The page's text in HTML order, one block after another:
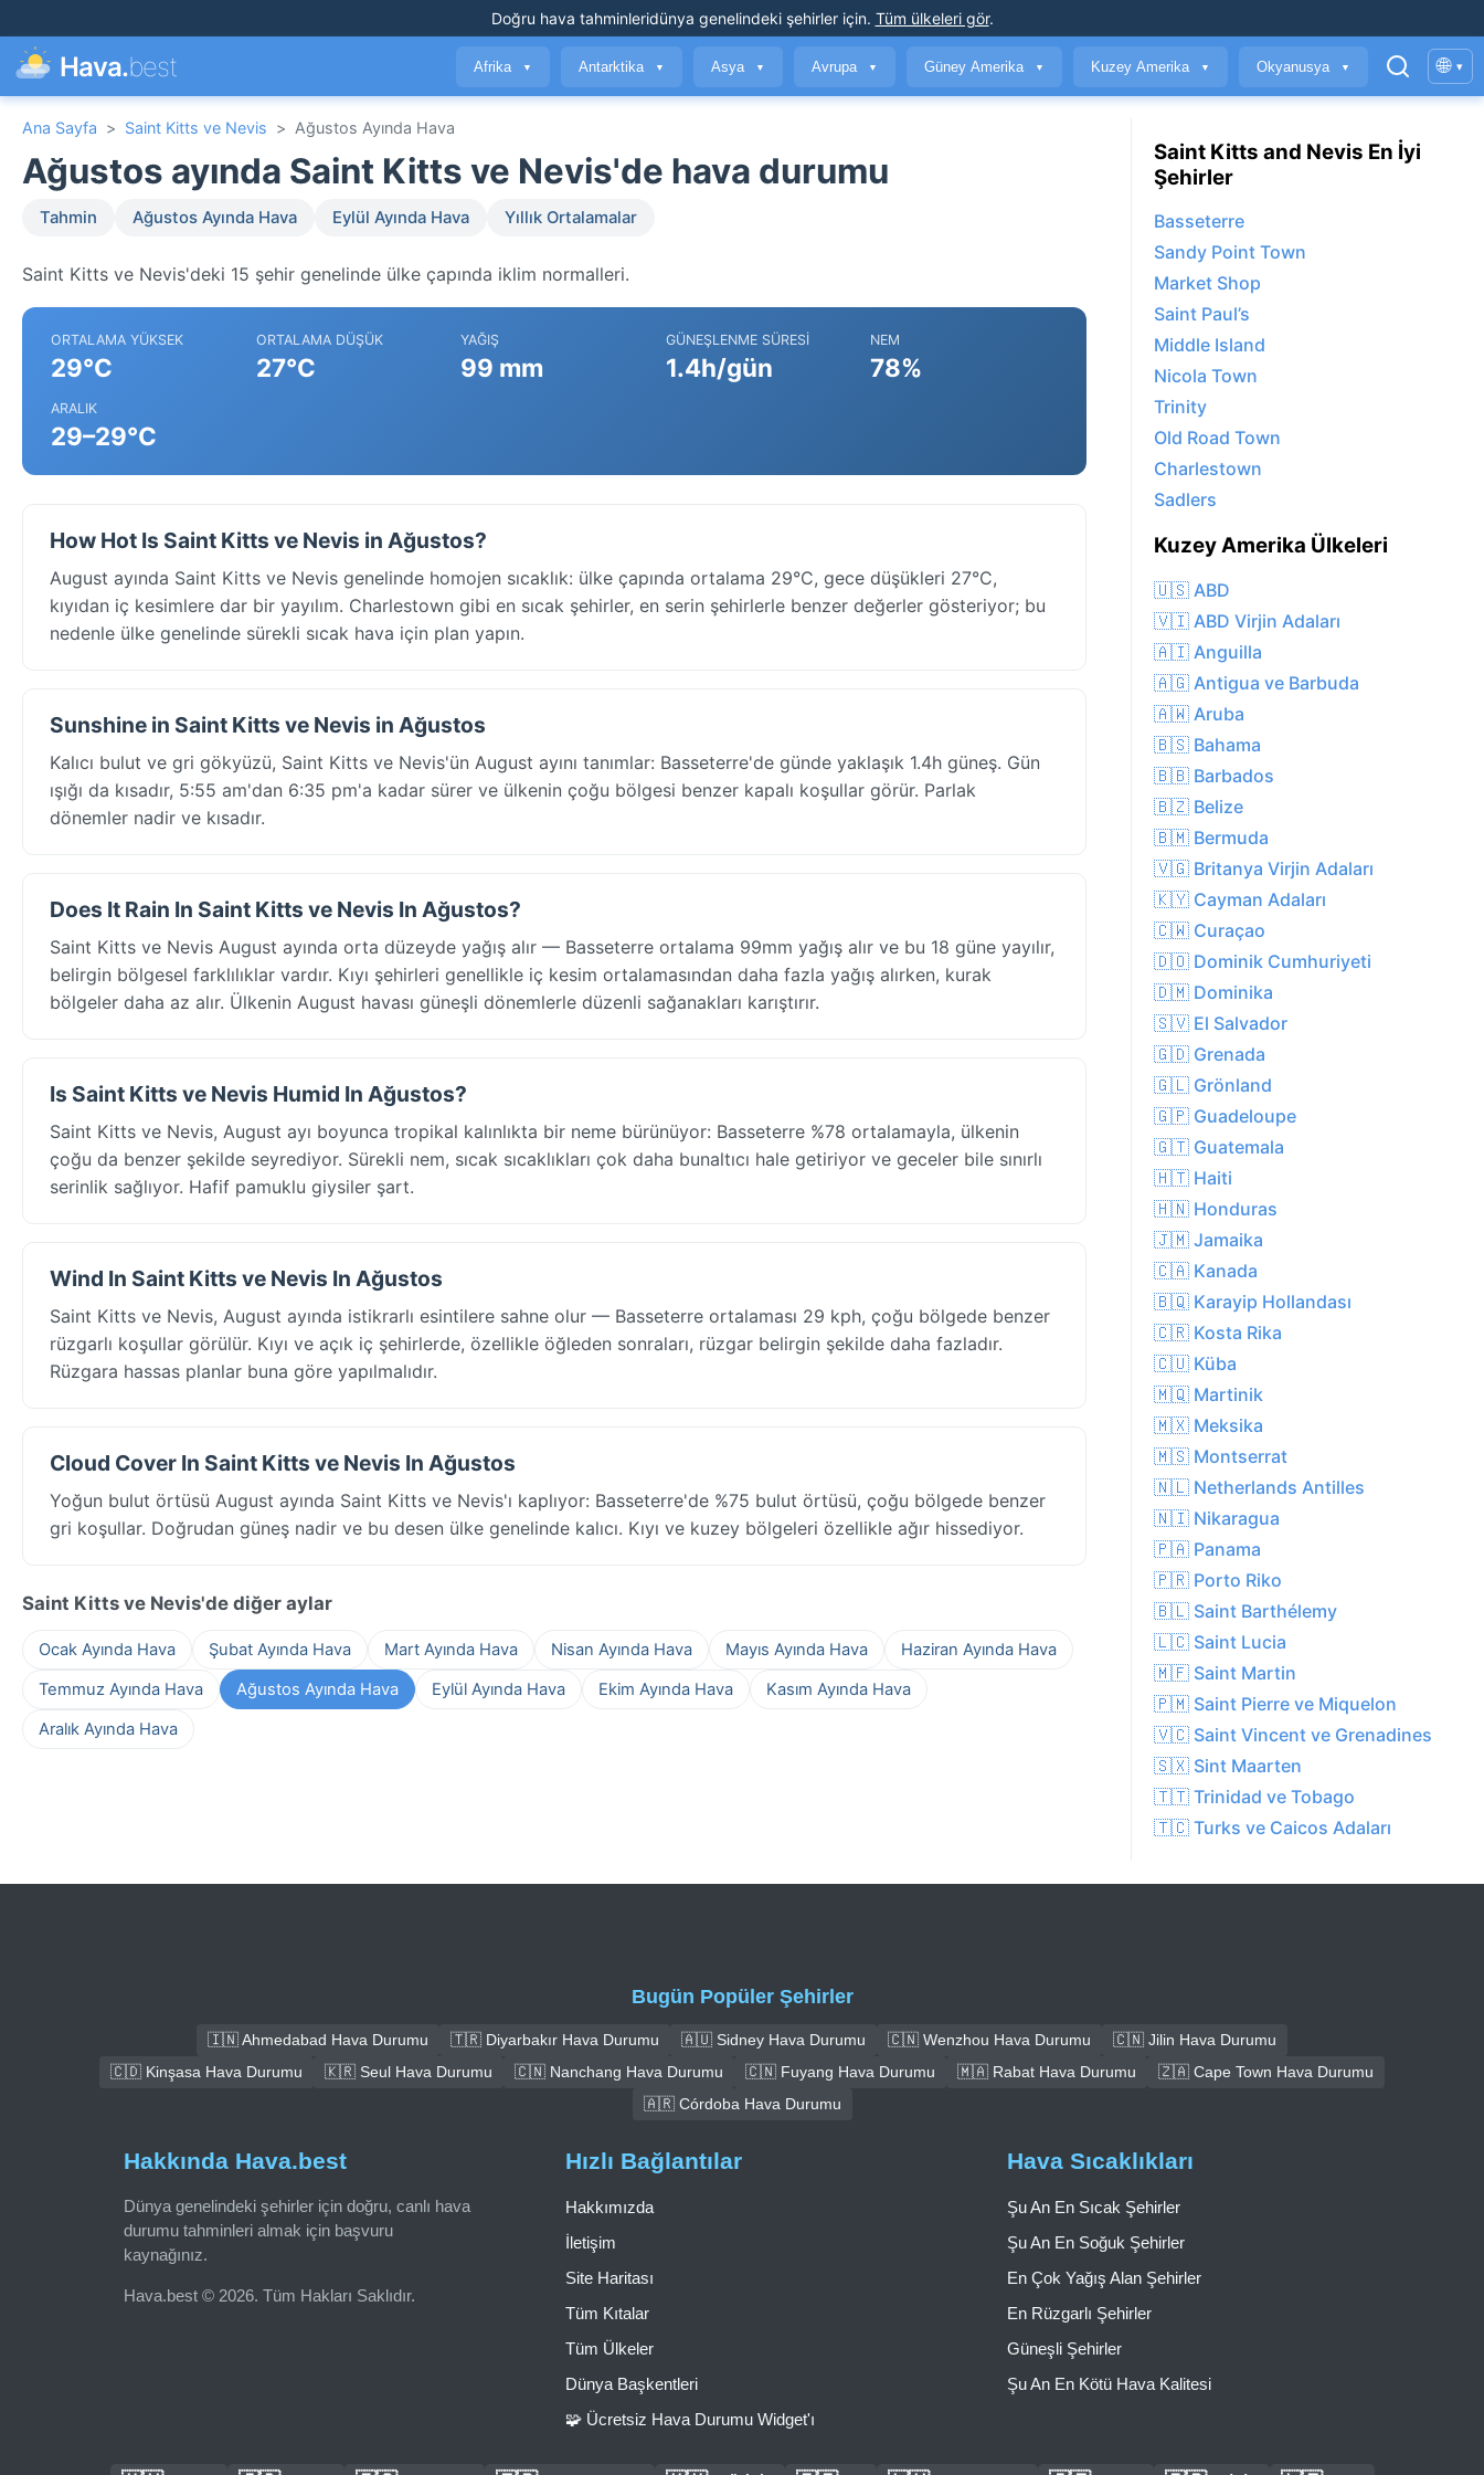
Doğru hava tahminleridünya genelindeki şehirler için. Tüm ülkeleri gör.
Hava.best Afrika ▼ Antarktika ▼ Asya ▼ Avrupa ▼ Güney Amerika ▼ Kuzey Amerika ▼ Okyanusya ▼ 🌐 ▾
Ana Sayfa > Saint Kitts ve Nevis > Ağustos Ayında Hava
Ağustos ayında Saint Kitts ve Nevis'de hava durumu
Tahmin Ağustos Ayında Hava Eylül Ayında Hava Yıllık Ortalamalar
Saint Kitts ve Nevis'deki 15 şehir genelinde ülke çapında iklim normalleri.
ORTALAMA YÜKSEK
29°C
ORTALAMA DÜŞÜK
27°C
YAĞIŞ
99 mm
GÜNEŞLENME SÜRESI
1.4h/gün
NEM
78%
ARALIK
29–29°C
How Hot Is Saint Kitts ve Nevis in Ağustos?
August ayında Saint Kitts ve Nevis genelinde homojen sıcaklık: ülke çapında ortalama 29°C, gece düşükleri 27°C,
kıyıdan iç kesimlere dar bir yayılım. Charlestown gibi en sıcak şehirler, en serin şehirlerle benzer değerler gösteriyor; bu
nedenle ülke genelinde sürekli sıcak hava için plan yapın.
Sunshine in Saint Kitts ve Nevis in Ağustos
Kalıcı bulut ve gri gökyüzü, Saint Kitts ve Nevis'ün August ayını tanımlar: Basseterre'de günde yaklaşık 1.4h güneş. Gün
ışığı da kısadır, 5:55 am'dan 6:35 pm'a kadar sürer ve ülkenin çoğu bölgesi benzer kapalı koşullar görür. Parlak
dönemler nadir ve kısadır.
Does It Rain In Saint Kitts ve Nevis In Ağustos?
Saint Kitts ve Nevis August ayında orta düzeyde yağış alır — Basseterre ortalama 99mm yağış alır ve bu 18 güne yayılır,
belirgin bölgesel farklılıklar vardır. Kıyı şehirleri genellikle iç kesim ortalamasından daha fazla yağış alırken, kurak
bölgeler daha az alır. Ülkenin August havası güneşli dönemlerle düzenli sağanakları karıştırır.
Is Saint Kitts ve Nevis Humid In Ağustos?
Saint Kitts ve Nevis, August ayı boyunca tropikal kalınlıkta bir neme bürünüyor: Basseterre %78 ortalamayla, ülkenin
çoğu da benzer şekilde seyrediyor. Sürekli nem, sıcak sıcaklıkları çok daha bunaltıcı hale getiriyor ve geceler bile sınırlı
serinlik sağlıyor. Hafif pamuklu giysiler şart.
Wind In Saint Kitts ve Nevis In Ağustos
Saint Kitts ve Nevis, August ayında istikrarlı esintilere sahne olur — Basseterre ortalaması 29 kph, çoğu bölgede benzer
rüzgarlı koşullar görülür. Kıyı ve açık iç şehirlerde, özellikle öğleden sonraları, rüzgar belirgin şekilde daha fazladır.
Rüzgara hassas planlar buna göre yapılmalıdır.
Cloud Cover In Saint Kitts ve Nevis In Ağustos
Yoğun bulut örtüsü August ayında Saint Kitts ve Nevis'ı kaplıyor: Basseterre'de %75 bulut örtüsü, çoğu bölgede benzer
gri koşullar. Doğrudan güneş nadir ve bu desen ülke genelinde kalıcı. Kıyı ve kuzey bölgeleri özellikle ağır hissediyor.
Saint Kitts ve Nevis'de diğer aylar
Ocak Ayında Hava Şubat Ayında Hava Mart Ayında Hava Nisan Ayında Hava Mayıs Ayında Hava
Haziran Ayında Hava
Temmuz Ayında Hava
Ağustos Ayında Hava Eylül Ayında Hava Ekim Ayında Hava
Kasım Ayında Hava
Aralık Ayında Hava
Saint Kitts and Nevis En İyi
Şehirler
Basseterre
Sandy Point Town
Market Shop
Saint Paul’s
Middle Island
Nicola Town
Trinity
Old Road Town
Charlestown
Sadlers
Kuzey Amerika Ülkeleri
🇺🇸 ABD
🇻🇮 ABD Virjin Adaları
🇦🇮 Anguilla
🇦🇬 Antigua ve Barbuda
🇦🇼 Aruba
🇧🇸 Bahama
🇧🇧 Barbados
🇧🇿 Belize
🇧🇲 Bermuda
🇻🇬 Britanya Virjin Adaları
🇰🇾 Cayman Adaları
🇨🇼 Curaçao
🇩🇴 Dominik Cumhuriyeti
🇩🇲 Dominika
🇸🇻 El Salvador
🇬🇩 Grenada
🇬🇱 Grönland
🇬🇵 Guadeloupe
🇬🇹 Guatemala
🇭🇹 Haiti
🇭🇳 Honduras
🇯🇲 Jamaika
🇨🇦 Kanada
🇧🇶 Karayip Hollandası
🇨🇷 Kosta Rika
🇨🇺 Küba
🇲🇶 Martinik
🇲🇽 Meksika
🇲🇸 Montserrat
🇳🇱 Netherlands Antilles
🇳🇮 Nikaragua
🇵🇦 Panama
🇵🇷 Porto Riko
🇧🇱 Saint Barthélemy
🇱🇨 Saint Lucia
🇲🇫 Saint Martin
🇵🇲 Saint Pierre ve Miquelon
🇻🇨 Saint Vincent ve Grenadines
🇸🇽 Sint Maarten
🇹🇹 Trinidad ve Tobago
🇹🇨 Turks ve Caicos Adaları
Bugün Popüler Şehirler
🇮🇳 Ahmedabad Hava Durumu 🇹🇷 Diyarbakır Hava Durumu 🇦🇺 Sidney Hava Durumu 🇨🇳 Wenzhou Hava Durumu
🇨🇳 Jilin Hava Durumu
🇨🇩 Kinşasa Hava Durumu
🇰🇷 Seul Hava Durumu 🇨🇳 Nanchang Hava Durumu 🇨🇳 Fuyang Hava Durumu 🇲🇦 Rabat Hava Durumu
🇿🇦 Cape Town Hava Durumu
🇦🇷 Córdoba Hava Durumu
Hakkında Hava.best
Dünya genelindeki şehirler için doğru, canlı hava
durumu tahminleri almak için başvuru
kaynağınız.
Hava.best © 2026. Tüm Hakları Saklıdır.
Hızlı Bağlantılar
Hakkımızda
İletişim
Site Haritası
Tüm Kıtalar
Tüm Ülkeler
Dünya Başkentleri
🧩 Ücretsiz Hava Durumu Widget'ı
Hava Sıcaklıkları
Şu An En Sıcak Şehirler
Şu An En Soğuk Şehirler
En Çok Yağış Alan Şehirler
En Rüzgarlı Şehirler
Güneşli Şehirler
Şu An En Kötü Hava Kalitesi